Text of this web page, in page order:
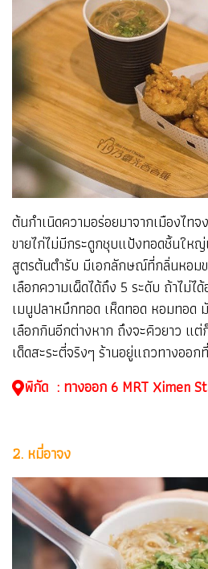
ต้นกำเนิดความอร่อยมาจากเมืองไท
ขายไก่ไม่มีกระดูกชุบแป้งทอดชิ้นให
สูตรต้นตำรับ มีเอกลักษณ์ที่กลิ่นหอม
เลือกความเผ็ดได้ถึง 5 ระดับ ถ้าไม่ไ
เมนูปลาหมึกทอด เห็ดทอด หอมทอด
เลือกกินอีกต่างหาก ถึงจะคิวยาว แต่
เด็ดสะระตี่จริงๆ ร้านอยู่แถวทางออ
พิกัด : ทางออก 6 MRT Ximen
2. หมี่อาจง